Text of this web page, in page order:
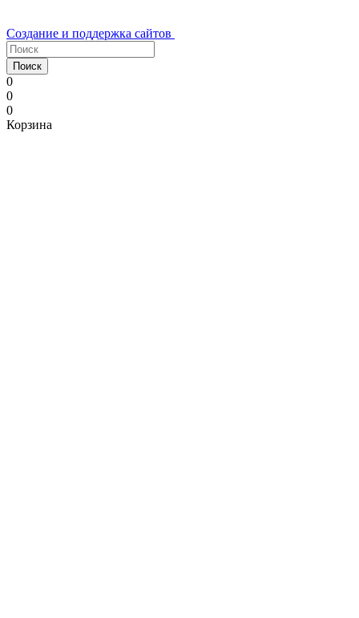
Создание и поддержка сайтов
Поиск
0
0
0
Корзина